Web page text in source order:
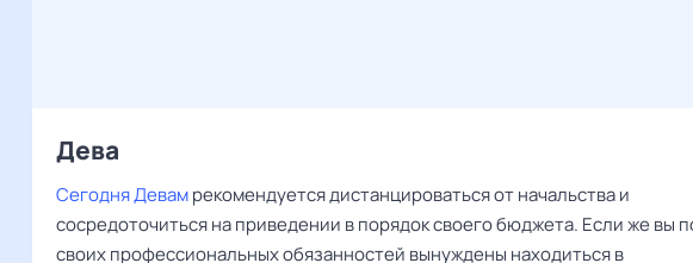
Дева ‌‌
Сегодня Девамрекомендуется дистанцироваться от начальства и
сосредоточиться на приведении в порядок своего бюджета. Если же вы
своих профессиональных обязанностей вынуждены находиться в